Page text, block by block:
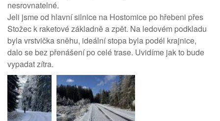
nesrovnatelné.
Jeli jsme od hlavní silnice na Hostomice po hřebeni přes
Stožec k raketové základně a zpět. Na ledovém podkladu
byla vrstvička sněhu, ideální stopa byla podél krajnice,
dalo se bez přenášení po celé trase. Uvidíme jak to bude
vypadat zítra.